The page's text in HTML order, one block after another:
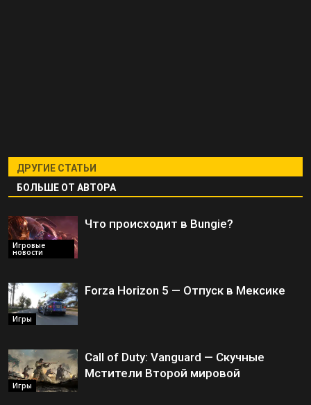
ДРУГИЕ СТАТЬИ
БОЛЬШЕ ОТ АВТОРА
Игровые
новости
Что происходит в Bungie?
Игры
Forza Horizon 5 — Отпуск в Мексике
Игры
Call of Duty: Vanguard — Скучные
Мстители Второй мировой